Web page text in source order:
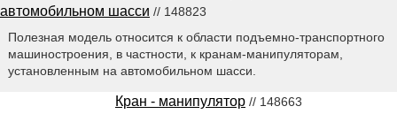
автомобильном шасси // 148823
Полезная модель относится к области подъемно-транспортного
машиностроения, в частности, к кранам-манипуляторам,
установленным на автомобильном шасси.
Кран - манипулятор // 148663